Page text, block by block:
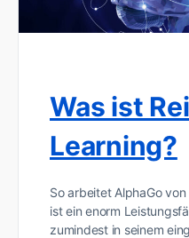
Was ist
Learning?
So arbeitet AlphaGo
ist ein enorm
zumindest in seinem